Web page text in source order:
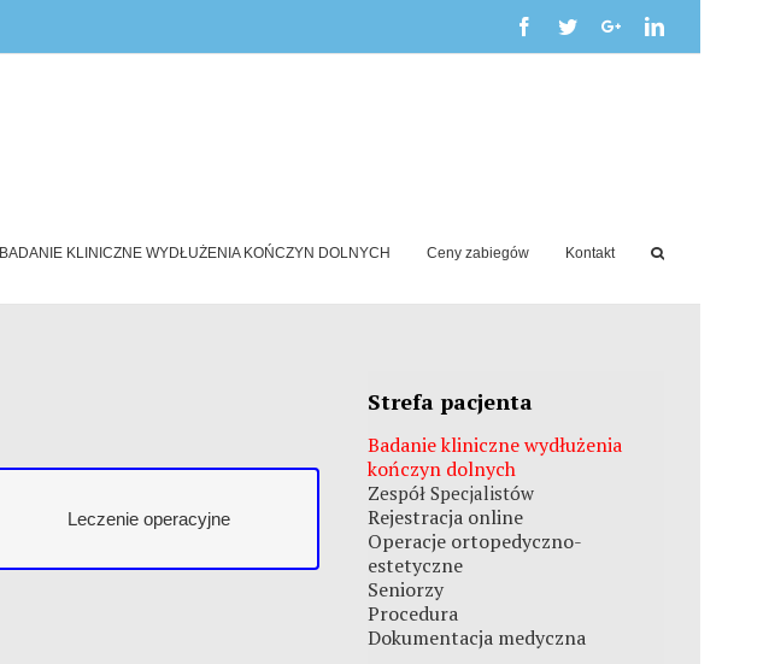
BADANIE KLINICZNE WYDŁUŻENIA KOŃCZYN DOLNYCH Ceny zabiegów Kontakt
Leczenie operacyjne
Leczenie operacyjne
Strefa pacjenta
Badanie kliniczne wydłużenia
kończyn dolnych
Zespół Specjalistów
Rejestracja online
Operacje ortopedyczno-
estetyczne
Seniorzy
Procedura
Dokumentacja medyczna